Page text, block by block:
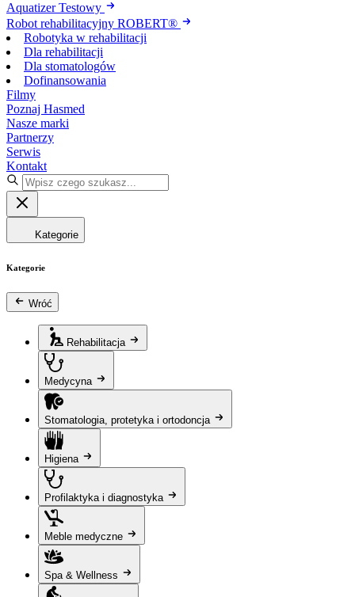
Aquatizer Testowy
Robot rehabilitacyjny ROBERT®
Robotyka w rehabilitacji
Dla rehabilitacji
Dla stomatologów
Dofinansowania
Filmy
Poznaj Hasmed
Nasze marki
Partnerzy
Serwis
Kontakt
Kategorie
Kategorie
Wróć
Rehabilitacja
Medycyna
Stomatologia, protetyka i ortodoncja
Higiena
Profilaktyka i diagnostyka
Meble medyczne
Spa & Wellness